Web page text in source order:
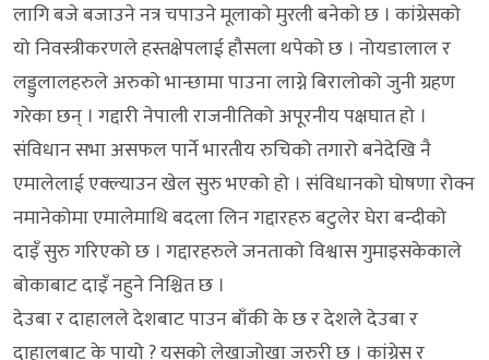
लागि बजे बजाउने नत्र चपाउने मूलाको मुरली बनेको छ । कांग्रेसको
यो निवस्त्रीकरणले हस्तक्षेपलाई हौसला थपेको छ । नोयडालाल र
लड्डुलालहरुले अरुको भान्छामा पाउना लाग्ने बिरालोको जुनी ग्रहण
गरेका छन् । गद्दारी नेपाली राजनीतिको अपूरनीय पक्षघात हो ।
संविधान सभा असफल पार्ने भारतीय रुचिको तगारो बनेदेखि नै
एमालेलाई एक्ल्याउन खेल सुरु भएको हो । संविधानको घोषणा रोक्न
नमानेकोमा एमालेमाथि बदला लिन गद्दारहरु बटुलेर घेरा बन्दीको
दाइँ सुरु गरिएको छ । गद्दारहरुले जनताको विश्वास गुमाइसकेकाले
बोकाबाट दाइँ नहुने निश्चित छ ।
देउबा र दाहालले देशबाट पाउन बाँकी के छ र देशले देउबा र
दाहालबाट के पायो ? यसको लेखाजोखा जरुरी छ । कांग्रेस र